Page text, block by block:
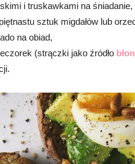
i truskawkami na śniadanie,
sztuk migdałów lub
na obiad,
(strączki jako źródło